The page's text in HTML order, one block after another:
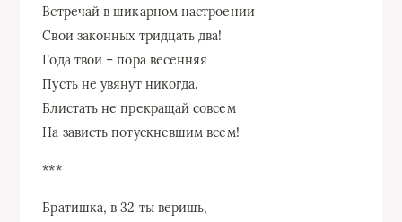
Встречай в шикарном настроении
Свои законных тридцать два!
Года твои – пора весенняя
Пусть не увянут никогда.
Блистать не прекращай совсем
На зависть потускневшим всем!
***
Братишка, в 32 ты веришь,